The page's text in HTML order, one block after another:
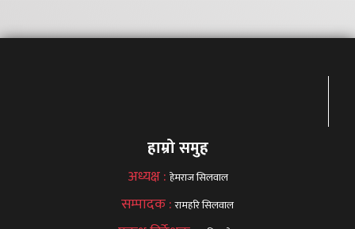
हाम्रो समुह
अध्यक्ष : हेमराज सिलवाल
सम्पादक :रामहरि सिलवाल